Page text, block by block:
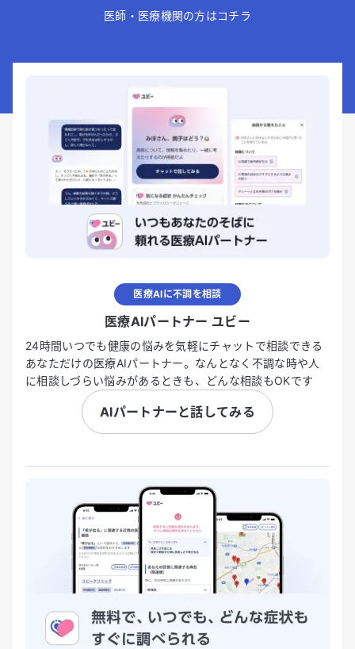
医師・医療機関の方はコチラ
医療AIに不調を相談
医療AIパートナー ユビー
24時間いつでも健康の悩みを気軽にチャットで相談できる
あなただけの医療AIパートナー。なんとなく不調な時や人
に相談しづらい悩みがあるときも、どんな相談もOKです
AIパートナーと話してみる